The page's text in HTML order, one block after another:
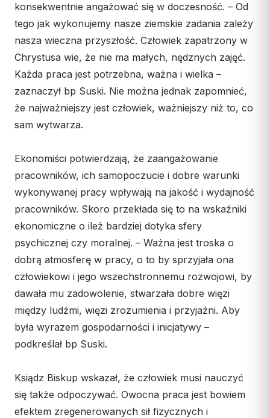
Dane kurii
Msze święte online
Kalendarz liturgiczny
konsekwentnie angażować się w doczesność. – Od
tego jak wykonujemy nasze ziemskie zadania zależy
nasza wieczna przyszłość. Człowiek zapatrzony w
Chrystusa wie, że nie ma małych, nędznych zajęć.
Każda praca jest potrzebna, ważna i wielka –
zaznaczył bp Suski. Nie można jednak zapomnieć,
że najważniejszy jest człowiek, ważniejszy niż to, co
sam wytwarza.
Ekonomiści potwierdzają, że zaangażowanie
pracowników, ich samopoczucie i dobre warunki
wykonywanej pracy wpływają na jakość i wydajność
pracowników. Skoro przekłada się to na wskaźniki
ekonomiczne o ileż bardziej dotyka sfery
psychicznej czy moralnej. – Ważna jest troska o
dobrą atmosferę w pracy, o to by sprzyjała ona
człowiekowi i jego wszechstronnemu rozwojowi, by
dawała mu zadowolenie, stwarzała dobre więzi
między ludźmi, więzi zrozumienia i przyjaźni. Aby
była wyrazem gospodarności i inicjatywy –
podkreślał bp Suski.
Ksiądz Biskup wskazał, że człowiek musi nauczyć
się także odpoczywać. Owocna praca jest bowiem
efektem zregenerowanych sił fizycznych i